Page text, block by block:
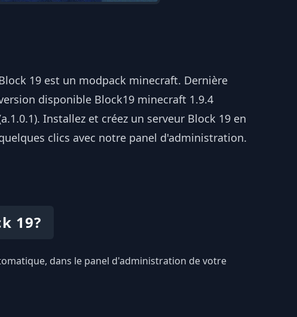
19 est un modpack minecraft. Dernière
disponible Block19 minecraft 1.9.4
Installez et créez un serveur Block 19 en
clics avec notre panel d'administration.
19?
dans le panel d'administration de votre